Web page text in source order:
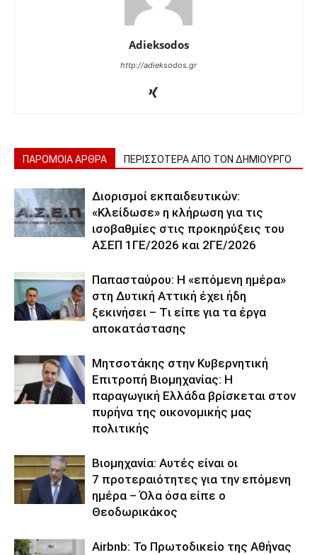
Adieksodos
http://adieksodos.gr
ΠΑΡΟΜΟΙΑ ΑΡΘΡΑ ΠΕΡΙΣΣΟΤΕΡΑ ΑΠΟ ΤΟΝ ΔΗΜΙΟΥΡΓΟ
Διορισμοί εκπαιδευτικών:
«Κλείδωσε» η κλήρωση για τις
ισοβαθμίες στις προκηρύξεις του
ΑΣΕΠ 1ΓΕ/2026 και 2ΓΕ/2026
Παπασταύρου: Η «επόμενη ημέρα»
στη Δυτική Αττική έχει ήδη
ξεκινήσει – Tι είπε για τα έργα
αποκατάστασης
Μητσοτάκης στην Κυβερνητική
Επιτροπή Βιομηχανίας: Η
παραγωγική Ελλάδα βρίσκεται στον
πυρήνα της οικονομικής μας
πολιτικής
Βιομηχανία: Αυτές είναι οι
7 προτεραιότητες για την επόμενη
ημέρα – Όλα όσα είπε ο
Θεοδωρικάκος
Airbnb: Το Πρωτοδικείο της Αθήνας